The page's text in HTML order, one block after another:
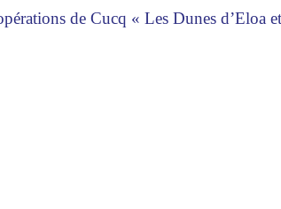
de Cucq « Les Dunes d’Eloa